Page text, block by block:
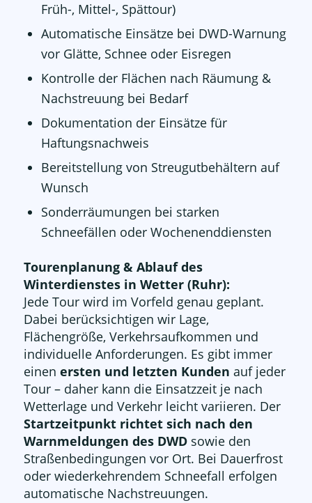
Früh-, Mittel-, Spättour)
Automatische Einsätze bei DWD-Warnung
vor Glätte, Schnee oder Eisregen
Kontrolle der Flächen nach Räumung &
Nachstreuung bei Bedarf
Dokumentation der Einsätze für
Haftungsnachweis
Bereitstellung von Streugutbehältern auf
Wunsch
Sonderräumungen bei starken
Schneefällen oder Wochenenddiensten
Tourenplanung & Ablauf des
Winterdienstes in Wetter (Ruhr):
Jede Tour wird im Vorfeld genau geplant.
Dabei berücksichtigen wir Lage,
Flächengröße, Verkehrsaufkommen und
individuelle Anforderungen. Es gibt immer
einen ersten und letzten Kunden auf jeder
Tour – daher kann die Einsatzzeit je nach
Wetterlage und Verkehr leicht variieren. Der
Startzeitpunkt richtet sich nach den
Warnmeldungen des DWDsowie den
Straßenbedingungen vor Ort. Bei Dauerfrost
oder wiederkehrendem Schneefall erfolgen
automatische Nachstreuungen.